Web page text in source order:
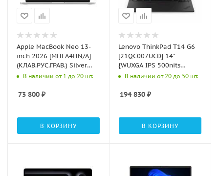
Apple MacBook Neo 13-
inch 2026 [MHFA4HN/A]
(КЛАВ.РУС.ГРАВ.) Silver
13.0'' Liquid Retina
6C CPU 5C GPU/8GB/256GB
В наличии от 1 до 20 шт.
73 800 ₽
В КОРЗИНУ
Lenovo ThinkPad T14 G6
[21QC007UCD] 14"
{WUXGA IPS 500nits
100sRGB Ultra 5
SSD/LTE/W11Pro bios}
В наличии от 20 до 50 шт.
194 830 ₽
В КОРЗИНУ